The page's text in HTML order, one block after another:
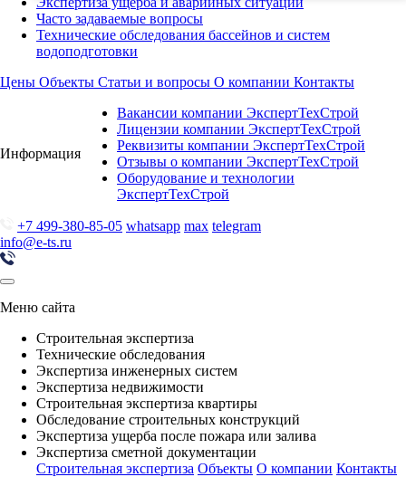
Часто задаваемые вопросы
Технические обследования бассейнов и систем
водоподготовки
Цены Объекты Статьи и вопросы О компании Контакты
Информация
Вакансии компании ЭкспертТехСтрой
Лицензии компании ЭкспертТехСтрой
Реквизиты компании ЭкспертТехСтрой
Отзывы о компании ЭкспертТехСтрой
Оборудование и технологии
ЭкспертТехСтрой
+7 499-380-85-05 whatsapp max telegram
info@e-ts.ru
Меню сайта
Строительная экспертиза
Технические обследования
Экспертиза инженерных систем
Экспертиза недвижимости
Строительная экспертиза квартиры
Обследование строительных конструкций
Экспертиза ущерба после пожара или залива
Экспертиза сметной документации
Строительная экспертиза Объекты О компании Контакты